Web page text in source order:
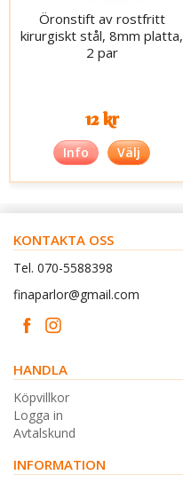
Öronstift av rostfritt
kirurgiskt stål, 8mm platta,
2 par
12 kr
Info Välj
KONTAKTA OSS
Tel. 070-5588398
finaparlor@gmail.com
HANDLA
Köpvillkor
Logga in
Avtalskund
INFORMATION